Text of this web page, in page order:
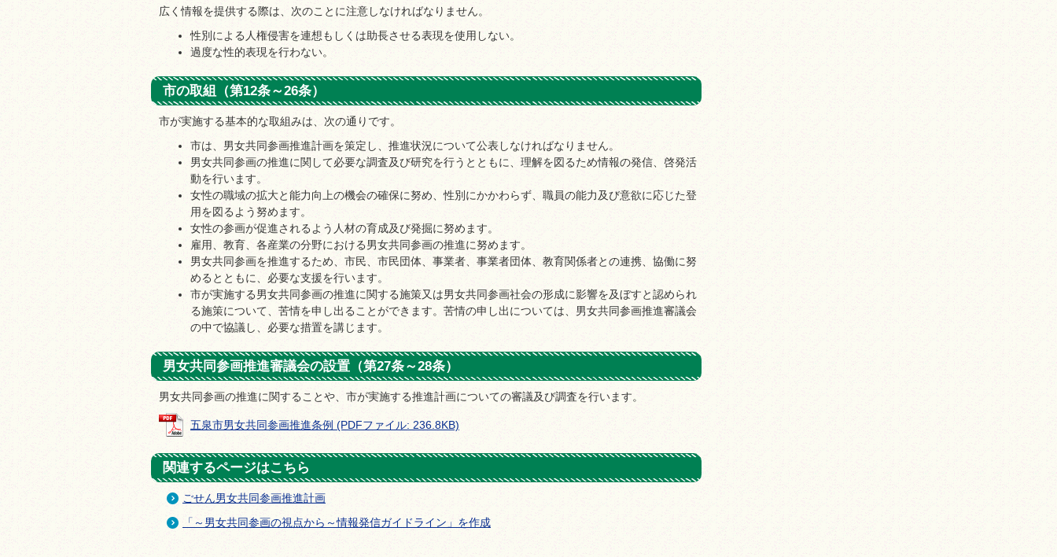
広く情報を提供する際は、次のことに注意しなければなりません。
性別による人権侵害を連想もしくは助長させる表現を使用しない。
過度な性的表現を行わない。
市の取組（第12条～26条）
市が実施する基本的な取組みは、次の通りです。
市は、男女共同参画推進計画を策定し、推進状況について公表しなければなりません。
男女共同参画の推進に関して必要な調査及び研究を行うとともに、理解を図るため情報の発信、啓発活
動を行います。
女性の職域の拡大と能力向上の機会の確保に努め、性別にかかわらず、職員の能力及び意欲に応じた登
用を図るよう努めます。
女性の参画が促進されるよう人材の育成及び発掘に努めます。
雇用、教育、各産業の分野における男女共同参画の推進に努めます。
男女共同参画を推進するため、市民、市民団体、事業者、事業者団体、教育関係者との連携、協働に努
めるとともに、必要な支援を行います。
市が実施する男女共同参画の推進に関する施策又は男女共同参画社会の形成に影響を及ぼすと認められ
る施策について、苦情を申し出ることができます。苦情の申し出については、男女共同参画推進審議会
の中で協議し、必要な措置を講じます。
男女共同参画推進審議会の設置（第27条～28条）
男女共同参画の推進に関することや、市が実施する推進計画についての審議及び調査を行います。
五泉市男女共同参画推進条例 (PDFファイル: 236.8KB)
関連するページはこちら
ごせん男女共同参画推進計画
「～男女共同参画の視点から～情報発信ガイドライン」を作成